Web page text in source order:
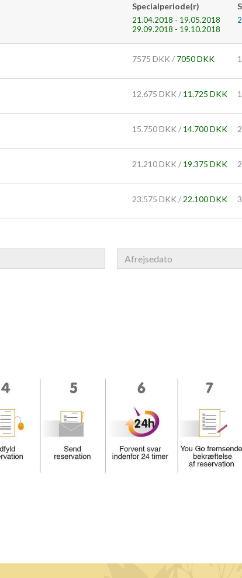
Specialperiode(r)
21.04.2018 - 19.05.2018
29.09.2018 - 19.10.2018
7575 DKK / 7050 DKK
12.675 DKK / 11.725 DKK
15.750 DKK / 14.700 DKK
21.210 DKK / 19.375 DKK
23.575 DKK / 22.100 DKK